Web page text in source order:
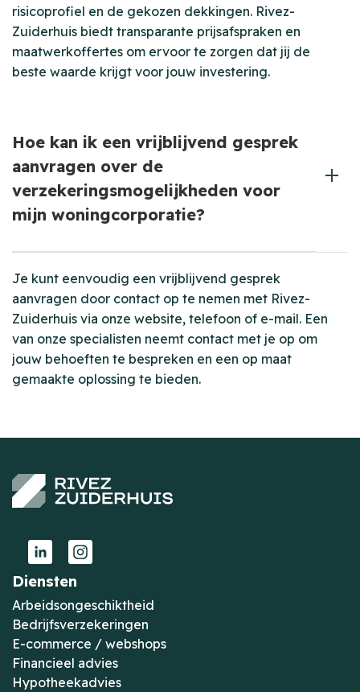
risicoprofiel en de gekozen dekkingen. Rivez-
Zuiderhuis biedt transparante prijsafspraken en
maatwerkoffertes om ervoor te zorgen dat jij de
beste waarde krijgt voor jouw investering.
Hoe kan ik een vrijblijvend gesprek
aanvragen over de
verzekeringsmogelijkheden voor
mijn woningcorporatie?
Je kunt eenvoudig een vrijblijvend gesprek
aanvragen door contact op te nemen met Rivez-
Zuiderhuis via onze website, telefoon of e-mail. Een
van onze specialisten neemt contact met je op om
jouw behoeften te bespreken en een op maat
gemaakte oplossing te bieden.
Diensten
Arbeidsongeschiktheid
Bedrijfsverzekeringen
E-commerce / webshops
Financieel advies
Hypotheekadvies